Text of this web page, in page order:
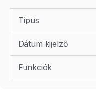
Típus
Dátum kijelző
Funkciók